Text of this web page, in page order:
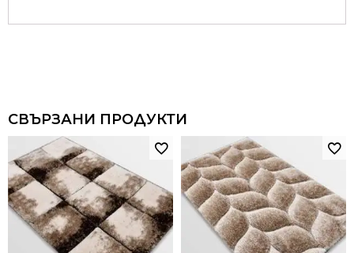
СВЪРЗАНИ ПРОДУКТИ